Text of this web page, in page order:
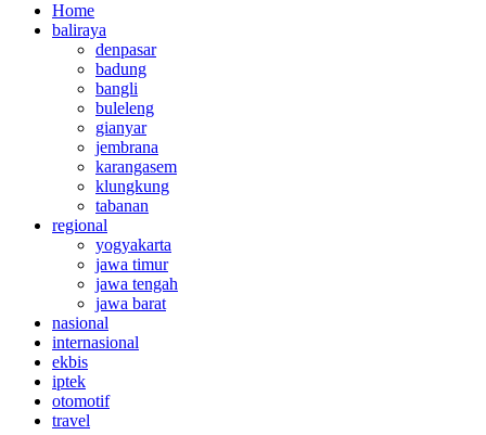
Home
baliraya
denpasar
badung
bangli
buleleng
gianyar
jembrana
karangasem
klungkung
tabanan
regional
yogyakarta
jawa timur
jawa tengah
jawa barat
nasional
internasional
ekbis
iptek
otomotif
travel